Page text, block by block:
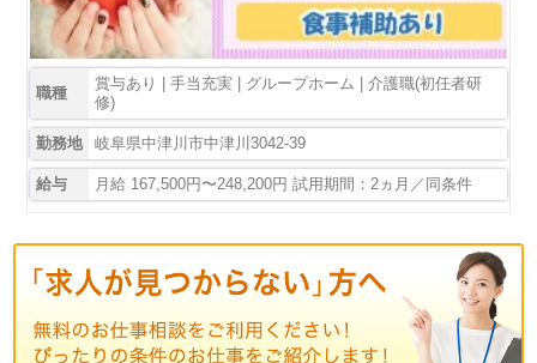
職種
賞与あり | 手当充実 | グループホーム | 介護職(初任者研
修)
勤務地 岐阜県中津川市中津川3042-39
給与 月給 167,500円〜248,200円 試用期間：2ヵ月／同条件